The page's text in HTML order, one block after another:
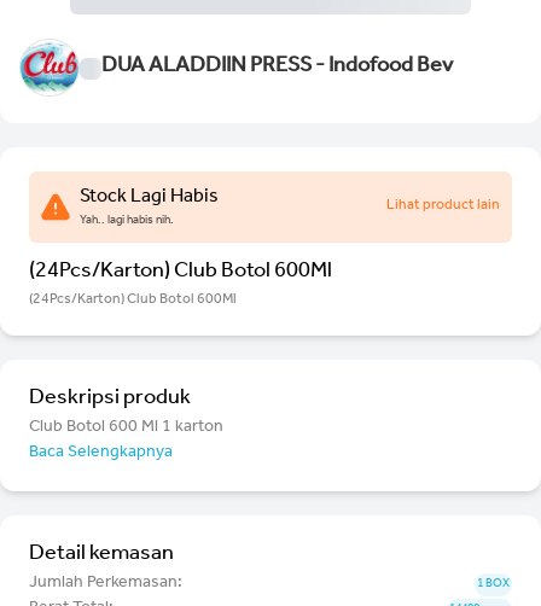
DUA ALADDIIN PRESS - Indofood Bev
Stock Lagi Habis
Yah.. lagi habis nih.
Lihat product lain
(24Pcs/Karton) Club Botol 600Ml
(24Pcs/Karton) Club Botol 600Ml
Deskripsi produk
Club Botol 600 Ml 1 karton
Baca Selengkapnya
Detail kemasan
Jumlah Perkemasan: 1 BOX